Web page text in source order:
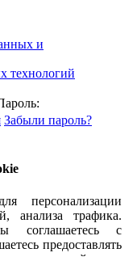
и
технологий
Забыли пароль?
персонализации
анализа трафика.
соглашаетесь с
предоставлять